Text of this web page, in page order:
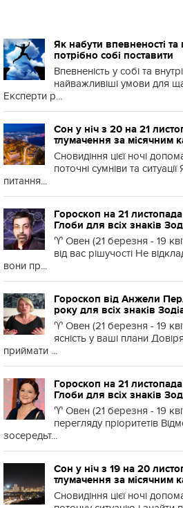
Як набути впевненості та
потрібно собі поставити
Впевненість у собі та
найважливіші умови для
Експерти р...
Сон у ніч з 20 на 21
тлумачення за місячним
Сновидіння цієї ночі
поточні сумніви та
питання...
Гороскоп на 21
Глоби для всіх знаків
♈️ Овен (21 березня - 19
від вас рішучості Не
вони пр...
Гороскоп від Анжели
року для всіх знаків
♈️ Овен (21 березня - 19
ясність у ваші плани
приймати ...
Гороскоп на 21
Глоби для всіх знаків
♈️ Овен (21 березня - 19
перегляду пріоритетів
зосередьт...
Сон у ніч з 19 на 20
тлумачення за місячним
Сновидіння цієї ночі